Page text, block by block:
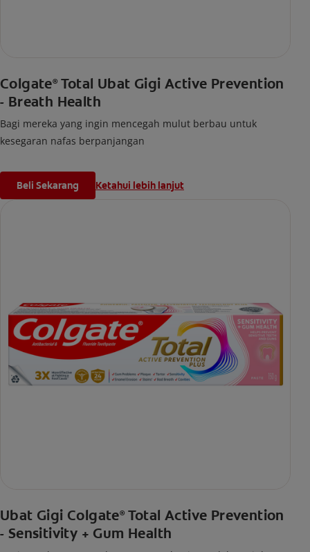
Colgate® Total Ubat Gigi Active Prevention
- Breath Health
Bagi mereka yang ingin mencegah mulut berbau untuk
kesegaran nafas berpanjangan
Beli Sekarang Ketahui lebih lanjut
Ubat Gigi Colgate® Total Active Prevention
- Sensitivity + Gum Health